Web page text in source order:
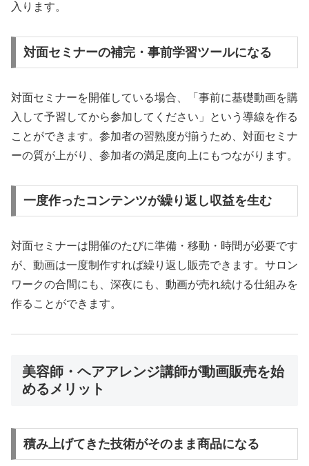
入ります。
対面セミナーの補完・事前学習ツールになる
対面セミナーを開催している場合、「事前に基礎動画を購
入して予習してから参加してください」という導線を作る
ことができます。参加者の習熟度が揃うため、対面セミナ
ーの質が上がり、参加者の満足度向上にもつながります。
一度作ったコンテンツが繰り返し収益を生む
対面セミナーは開催のたびに準備・移動・時間が必要です
が、動画は一度制作すれば繰り返し販売できます。サロン
ワークの合間にも、深夜にも、動画が売れ続ける仕組みを
作ることができます。
美容師・ヘアアレンジ講師が動画販売を始
めるメリット
積み上げてきた技術がそのまま商品になる